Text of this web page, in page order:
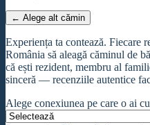
← Alege alt cămin
Experiența ta contează. Fiecare
România să aleagă căminul de
că ești rezident, membru al
sinceră — recenziile autentice
Alege conexiunea pe care o ai